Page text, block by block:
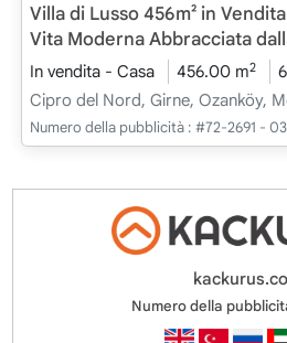
Villa di Lusso 456m² in
Vita Moderna Abbracciata
In vendita - Casa 456.00 m2
Cipro del Nord, Girne, Ozanköy,
Numero della pubblicità : #72-2691 -
Numero della